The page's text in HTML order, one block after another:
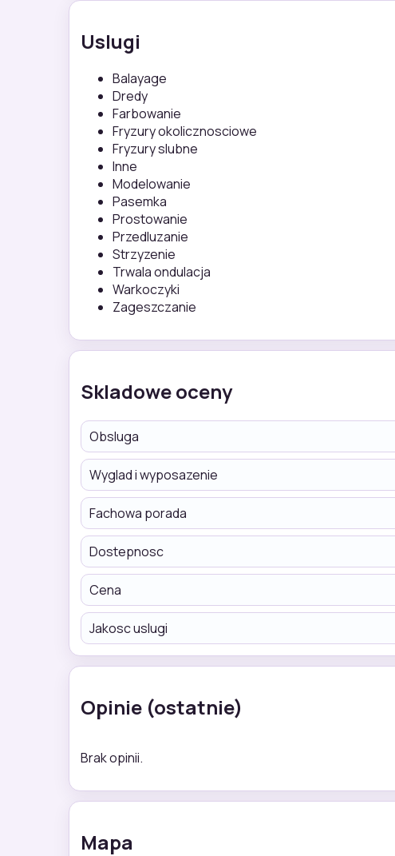
Uslugi
Balayage
Dredy
Farbowanie
Fryzury okolicznosciowe
Fryzury slubne
Inne
Modelowanie
Pasemka
Prostowanie
Przedluzanie
Strzyzenie
Trwala ondulacja
Warkoczyki
Zageszczanie
Skladowe oceny
Obsluga
Wyglad i wyposazenie
Fachowa porada
Dostepnosc
Cena
Jakosc uslugi
Opinie (ostatnie)
Brak opinii.
Mapa